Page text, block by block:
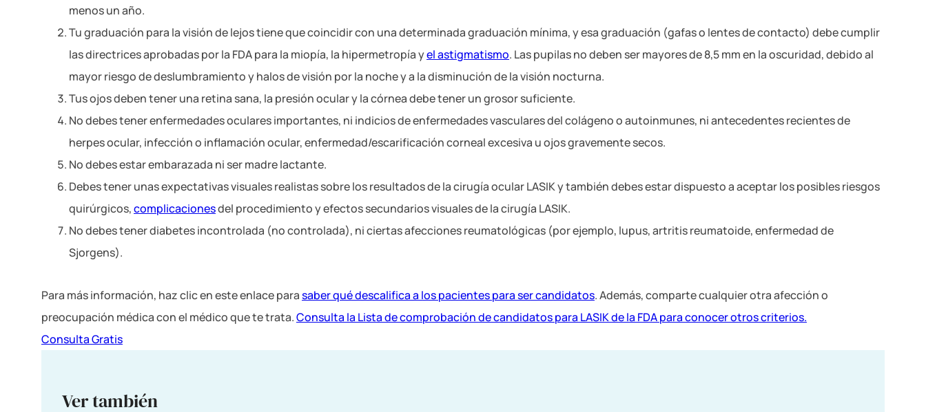
menos un año.
Tu graduación para la visión de lejos tiene que coincidir con una determinada graduación mínima, y esa graduación (gafas o lentes de contacto) debe cumplir
las directrices aprobadas por la FDA para la miopía, la hipermetropía yel astigmatismo. Las pupilas no deben ser mayores de 8,5 mm en la oscuridad, debido al
mayor riesgo de deslumbramiento y halos de visión por la noche y a la disminución de la visión nocturna.
Tus ojos deben tener una retina sana, la presión ocular y la córnea debe tener un grosor suficiente.
No debes tener enfermedades oculares importantes, ni indicios de enfermedades vasculares del colágeno o autoinmunes, ni antecedentes recientes de
herpes ocular, infección o inflamación ocular, enfermedad/escarificación corneal excesiva u ojos gravemente secos.
No debes estar embarazada ni ser madre lactante.
Debes tener unas expectativas visuales realistas sobre los resultados de la cirugía ocular LASIK y también debes estar dispuesto a aceptar los posibles riesgos
quirúrgicos,complicacionesdel procedimiento y efectos secundarios visuales de la cirugía LASIK.
No debes tener diabetes incontrolada (no controlada), ni ciertas afecciones reumatológicas (por ejemplo, lupus, artritis reumatoide, enfermedad de
Sjorgens).
Para más información, haz clic en este enlace parasaber qué descalifica a los pacientes para ser candidatos. Además, comparte cualquier otra afección o
preocupación médica con el médico que te trata.Consulta la Lista de comprobación de candidatos para LASIK de la FDA para conocer otros criterios.
Consulta Gratis
Ver también